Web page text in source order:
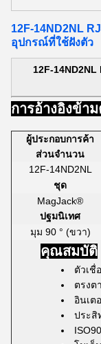
12F-14ND2NL
อุปกรณ์ที่ใช้ฝังตัว
12F-
การอ้างอิงข้า
ผู้ประกอบการค้า
ส่วนจำนวน
12F-14ND2NL
ชุด
MagJack®
ปฐมนิเทศ
มุม 90 ° (ขวา)
คุณสมบัติ
ตัวเชื่
ตรงต
อินเต
ประสิ